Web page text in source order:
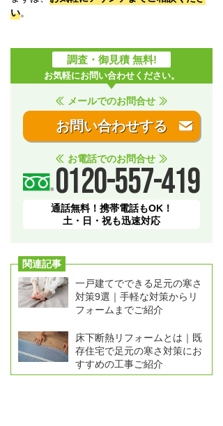
い。
調査・御見積 無料!
お気軽にお問い合わせください。
メールでのお問合せ
お問い合わせする
お電話でのお問合せ
0120-557-419
通話無料！携帯電話もOK！
土・日・祝も迅速対応
関連記事
一戸建てでできる足元の寒さ
対策9選｜手軽な対策からリ
フォームまでご紹介
床下断熱リフォームとは｜既
存住宅で足元の寒さ対策にお
すすめの工事ご紹介